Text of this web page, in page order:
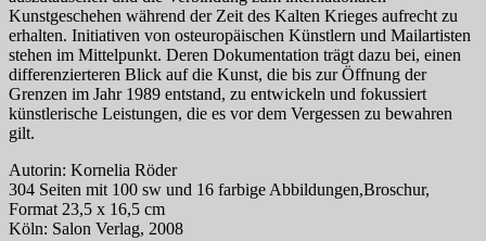
Kunstgeschehen während der Zeit des Kalten Krieges aufrecht zu
erhalten. Initiativen von osteuropäischen Künstlern und Mailartisten
stehen im Mittelpunkt. Deren Dokumentation trägt dazu bei, einen
differenzierteren Blick auf die Kunst, die bis zur Öffnung der
Grenzen im Jahr 1989 entstand, zu entwickeln und fokussiert
künstlerische Leistungen, die es vor dem Vergessen zu bewahren
gilt.
Autorin: Kornelia Röder
304 Seiten mit 100 sw und 16 farbige Abbildungen,Broschur,
Format 23,5 x 16,5 cm
Köln: Salon Verlag, 2008